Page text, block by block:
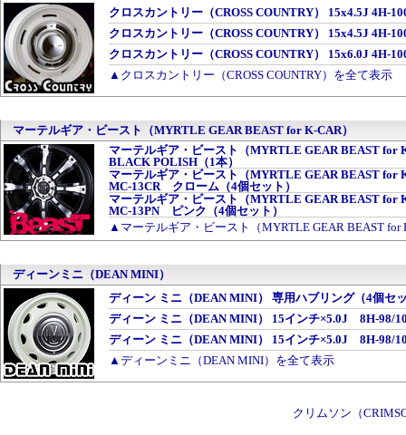
クロスカントリー（CROSS COUNTRY） 15x4.5J 4H-
クロスカントリー（CROSS COUNTRY） 15x4.5J 4H-
クロスカントリー（CROSS COUNTRY） 15x6.0J 4H-
▲クロスカントリー（CROSS COUNTRY）を全て表示
マーテルギア・ビースト（MYRTLE GEAR BEAST for K-CAR）
マーテルギア・ビースト（MYRTLE GEAR BEAST for
BLACK POLISH（1本）
マーテルギア・ビースト（MYRTLE GEAR BEAST
MC-13CR クローム（4個セット）
マーテルギア・ビースト（MYRTLE GEAR BEAST
MC-13PN ピンク（4個セット）
▲マーテルギア・ビースト（MYRTLE GEAR BEAST for
ディーンミニ（DEAN MINI）
ディーン ミニ（DEAN MINI） 専用ハブリング（4個セ
ディーン ミニ（DEAN MINI） 15インチ×5.0J 8H-98/
ディーン ミニ（DEAN MINI） 15インチ×5.0J 8H-98/
▲ディーンミニ（DEAN MINI）を全て表示
クリムソン（